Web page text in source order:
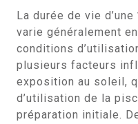
La durée de vie
varie généralement
conditions
plusieurs facteurs
exposition au soleil,
d’utilisation de la
préparation initiale.